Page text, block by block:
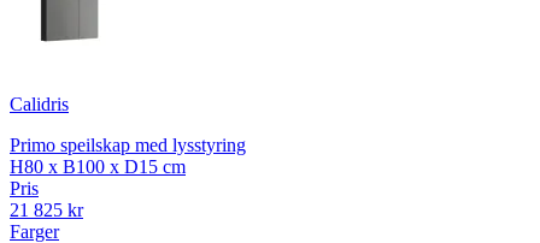
Calidris
Primo speilskap med lysstyring
H80 x B100 x D15 cm
Pris
21 825 kr
Farger